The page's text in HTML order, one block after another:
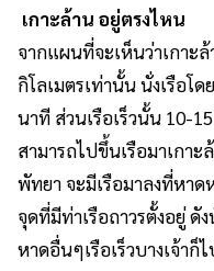
เกาะล้าน อยู่ตรงไหน
จากแผนที่จะเห็นว่าเกาะ
กิโลเมตรเท่านั้น นั่งเรือโ
นาที ส่วนเรือเร็วนั้น 10-
สามารถไปขึ้นเรือมาเกา
พัทยา จะมีเรือมาลงที่หา
จุดที่มีท่าเรือถาวรตั้งอยู่ ดั
หาดอื่นๆเรือเร็วบางเจ้าก็